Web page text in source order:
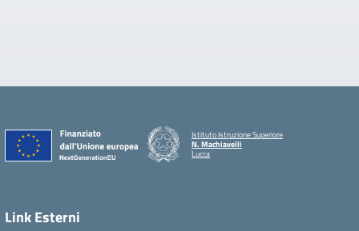
Istituto Istruzione Superiore
N. Machiavelli
Lucca
Link Esterni